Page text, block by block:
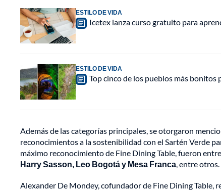
ESTILO DE VIDA
Icetex lanza curso gratuito para
ESTILO DE VIDA
Top cinco de los pueblos más
Además de las categorías principales, se otorgaron
reconocimientos a la sostenibilidad con el Sartén Verde
máximo reconocimiento de Fine Dining Table, fueron
Harry Sasson, Leo Bogotá y Mesa Franca, entre otros.
Alexander De Mondey, cofundador de Fine Dining Table,